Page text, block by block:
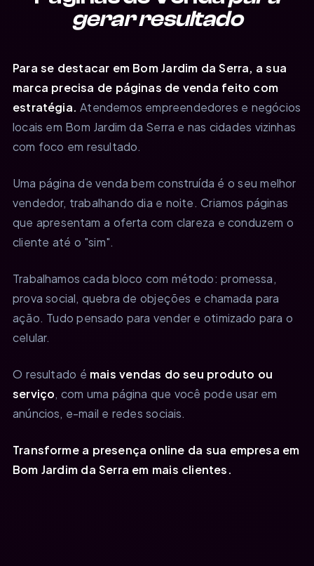
gerar resultado
Para se destacar em Bom Jardim da Serra, a sua
marca precisa de páginas de venda feito com
estratégia. Atendemos empreendedores e negócios
locais em Bom Jardim da Serra e nas cidades vizinhas
com foco em resultado.
Uma página de venda bem construída é o seu melhor
vendedor, trabalhando dia e noite. Criamos páginas
que apresentam a oferta com clareza e conduzem o
cliente até o "sim".
Trabalhamos cada bloco com método: promessa,
prova social, quebra de objeções e chamada para
ação. Tudo pensado para vender e otimizado para o
celular.
O resultado é mais vendas do seu produto ou
serviço, com uma página que você pode usar em
anúncios, e-mail e redes sociais.
Transforme a presença online da sua empresa em
Bom Jardim da Serra em mais clientes.